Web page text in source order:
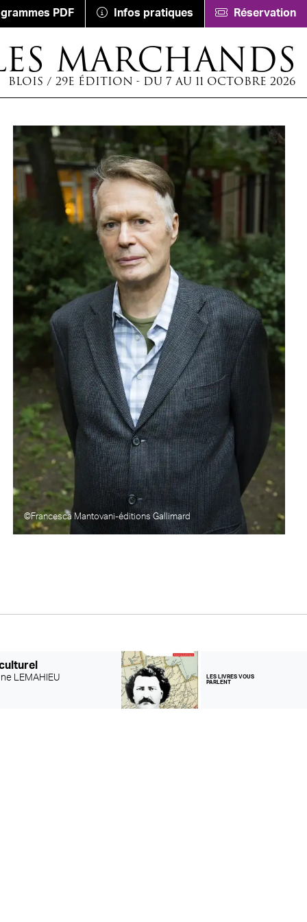
PDF Infos pratiques Réservation
MARCHANDS
BLOIS / 29E ÉDITION - DU 7 AU 11 OCTOBRE 2026
©Francesca Mantovani-éditions Gallimard
LEMAHIEU
LES LIVRES VOUS
PARLENT